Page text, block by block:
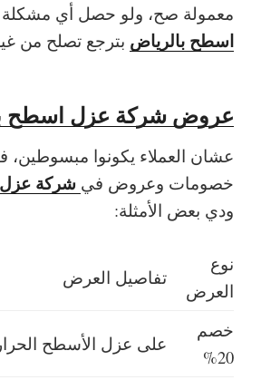
معمولة صح، ولو حصل أي مشكلة
اسطح بالرياض بترجع تصلح من
عروض شركة عزل اسطح
عشان العملاء يكونوا مبسوطين،
خصومات وعروض في شركة
ودي بعض الأمثلة:
نوع
العرض
تفاصيل العرض
خصم
20%
على عزل الأسطح